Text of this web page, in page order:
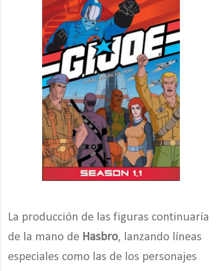
La producción de las figuras continuaría
de la mano de Hasbro, lanzando líneas
especiales como las de los personajes